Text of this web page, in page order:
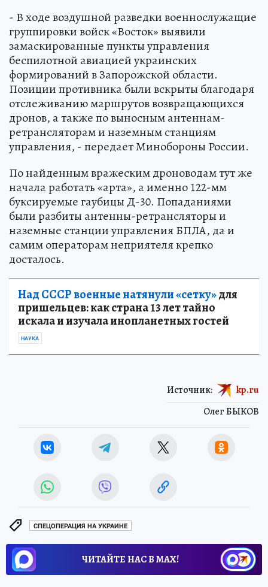
- В ходе воздушной разведки военнослужащие
группировки войск «Восток» выявили
замаскированные пункты управления
беспилотной авиацией украинских
формирований в Запорожской области.
Позиции противника были вскрыты благодаря
отслеживанию маршрутов возвращающихся
дронов, а также по выносным антеннам-
ретрансляторам и наземным станциям
управления, - передает Минобороны России.
По найденным вражеским дроноводам тут же
начала работать «арта», а именно 122-мм
буксируемые гаубицы Д-30. Попаданиями
были разбиты антенны-ретрансляторы и
наземные станции управления БПЛА, да и
самим операторам неприятеля крепко
досталось.
Над СССР военные натянули «сетку»для
пришельцев: как страна 13 лет тайно
искала и изучала инопланетных гостей
НАУКА
Олег БЫКОВ
Источник: kp.ru
СПЕЦОПЕРАЦИЯ НА УКРАИНЕ
ЧИТАЙТЕ НАС В МАХ!